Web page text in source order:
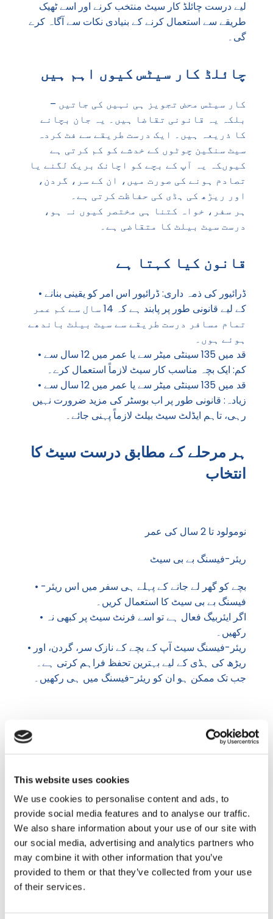
This website uses cookies
We use cookies to personalise content and ads, to
provide social media features and to analyse our traffic.
We also share information about your use of our site with
our social media, advertising and analytics partners who
may combine it with other information that you’ve
provided to them or that they’ve collected from your use
of their services.
لیے درست چائلڈ کار سیٹ منتخب کرنے اور اسے ٹھیک
طریقے سے استعمال کرنے کے بنیادی نکات سے آگاہ کرے
گی۔
چائلڈ کار سیٹس کیوں اہم ہیں
کار سیٹس محض تجویز ہی نہیں کی جاتیں –
بلکہ یہ قانونی تقاضا ہیں۔ یہ جان بچانے
کا ذریعہ ہیں۔ ایک درست طریقے سے فٹ کردہ
سیٹ سنگین چوٹوں کے خدشے کو کم کرتی ہے
کیوںکہ یہ آپ کے بچے کو اچانک بریک لگنے یا
تصادم ہونے کی صورت میں، ان کے سر، گردن،
اور ریڑھ کی ہڈی کی حفاظت کرتی ہے۔
ہر سفر، خواہ کتنا ہی مختصر کیوں نہ ہو،
درست سیٹ بیلٹ کا متقاضی ہے۔
قانون کیا کہتا ہے
• ڈرائیور کی ذمہ داری: ڈرائیور اس امر کو یقینی بنانے
کے لیے قانونی طور پر پابند ہے کہ 14 سال سے کم عمر
تمام مسافر درست طریقے سے سیٹ بیلٹ باندھے
ہوئے ہوں۔
• قد میں 135 سینٹی میٹر سے یا عمر میں 12 سال سے
کم: ایک بچہ مناسب کار سیٹ لازماً استعمال کرے۔
• قد میں 135 سینٹی میٹر سے یا عمر میں 12 سال سے
زیادہ: قانونی طور پر اب بوسٹر کی مزید ضرورت نہیں
رہی، تاہم ایڈلٹ سیٹ بیلٹ لازماً پہنی جائے۔
ہر مرحلے کے مطابق درست سیٹ کا
انتخاب
نومولود تا 2 سال کی عمر
ریئر-فیسنگ بے بی سیٹ
• بچے کو گھر لے جانے کے پہلے ہی سفر میں اس ریئر-
فیسنگ بے بی سیٹ کا استعمال کریں۔
• اگر ایئربیگ فعال ہے تو اسے فرنٹ سیٹ پر کبھی نہ
رکھیں۔
• ریئر-فیسنگ سیٹ آپ کے بچے کے نازک سر، گردن، اور
ریڑھ کی ہڈی کے لیے بہترین تحفظ فراہم کرتی ہے۔
جب تک ممکن ہو ان کو ریئر-فیسنگ میں ہی رکھیں۔
کم سن بچے (2 سالہ – 6 سالہ)
• یہ تجویز دی جاتی ہے کہ اپنے بچے کو ممکنہ حد تک
زیادہ سے زیادہ ریئر-فیسنگ میں ہی رکھیں۔
• اپنے بچے کو کم از کم 2 سال تک ریئر-فیسنگ میں
رکھیں، تاہم اگر ممکن ہو تو 4 سال تک اس میں
رکھیں۔
• یقینی بنائیں کہ اسٹریپس ٹھیک طریقے سے بند ہوں۔
ہارنس کے نیچے بچے کو کبھی بھاری کوٹ نہیں پہنانے